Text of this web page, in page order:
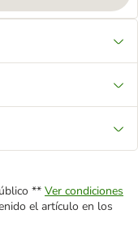
** Ver condiciones
el artículo en los